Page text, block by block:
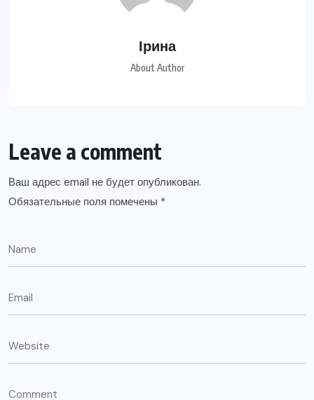
Ірина
About Author
Leave a comment
Ваш адрес email не будет опубликован.
Обязательные поля помечены *